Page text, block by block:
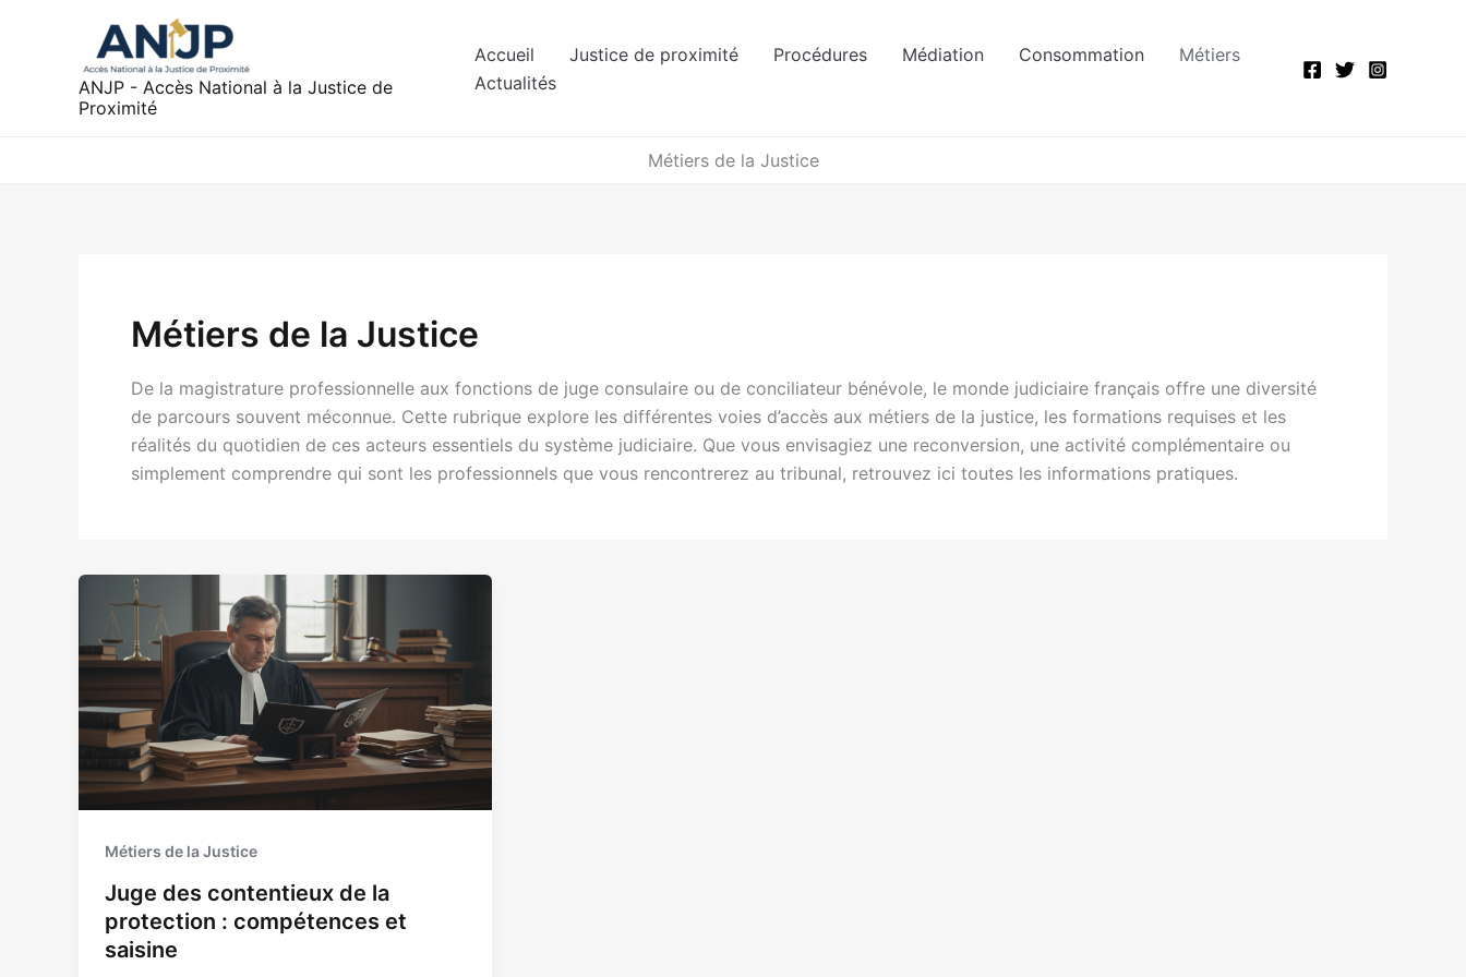
ANJP - Accès National à la Justice de
Proximité
Accueil Justice de proximité Procédures Médiation Consommation
Métiers
Actualités
Métiers de la Justice
Métiers de la Justice
De la magistrature professionnelle aux fonctions de juge consulaire ou de conciliateur bénévole, le monde judiciaire français offre une diversité
de parcours souvent méconnue. Cette rubrique explore les différentes voies d’accès aux métiers de la justice, les formations requises et les
réalités du quotidien de ces acteurs essentiels du système judiciaire. Que vous envisagiez une reconversion, une activité complémentaire ou
simplement comprendre qui sont les professionnels que vous rencontrerez au tribunal, retrouvez ici toutes les informations pratiques.
Métiers de la Justice
Juge des contentieux de la
protection : compétences et
saisine